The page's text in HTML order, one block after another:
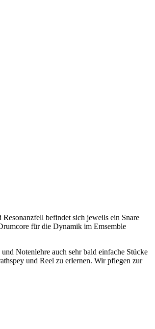
befindet sich jeweils ein Snare
für die Dynamik im Emsemble
Notenlehre auch sehr bald einfache Stücke
und Reel zu erlernen. Wir pflegen zur